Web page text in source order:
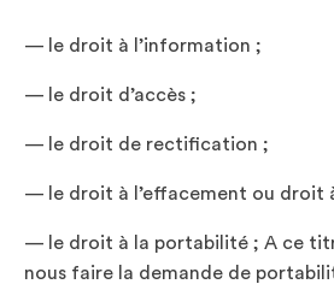
— le droit à l’information ;
— le droit d’accès ;
— le droit de rectification ;
— le droit à l’effacement ou droit
— le droit à la portabilité ; A ce
nous faire la demande de